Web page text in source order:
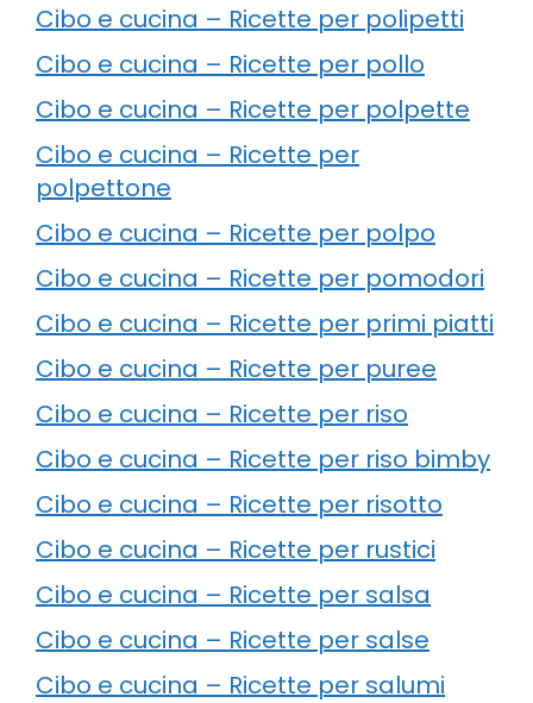
Cibo e cucina – Ricette per polipetti
Cibo e cucina – Ricette per pollo
Cibo e cucina – Ricette per polpette
Cibo e cucina – Ricette per
polpettone
Cibo e cucina – Ricette per polpo
Cibo e cucina – Ricette per pomodori
Cibo e cucina – Ricette per primi piatti
Cibo e cucina – Ricette per puree
Cibo e cucina – Ricette per riso
Cibo e cucina – Ricette per riso bimby
Cibo e cucina – Ricette per risotto
Cibo e cucina – Ricette per rustici
Cibo e cucina – Ricette per salsa
Cibo e cucina – Ricette per salse
Cibo e cucina – Ricette per salumi